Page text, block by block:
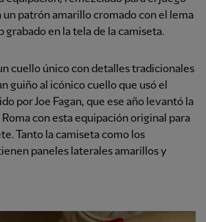
patrón amarillo cromado con el lema
grabado en la tela de la camiseta.
cuello único con detalles tradicionales
guiño al icónico cuello que usó el
por Joe Fagan, que ese año levantó la
con esta equipación original para
Tanto la camiseta como los
paneles laterales amarillos y